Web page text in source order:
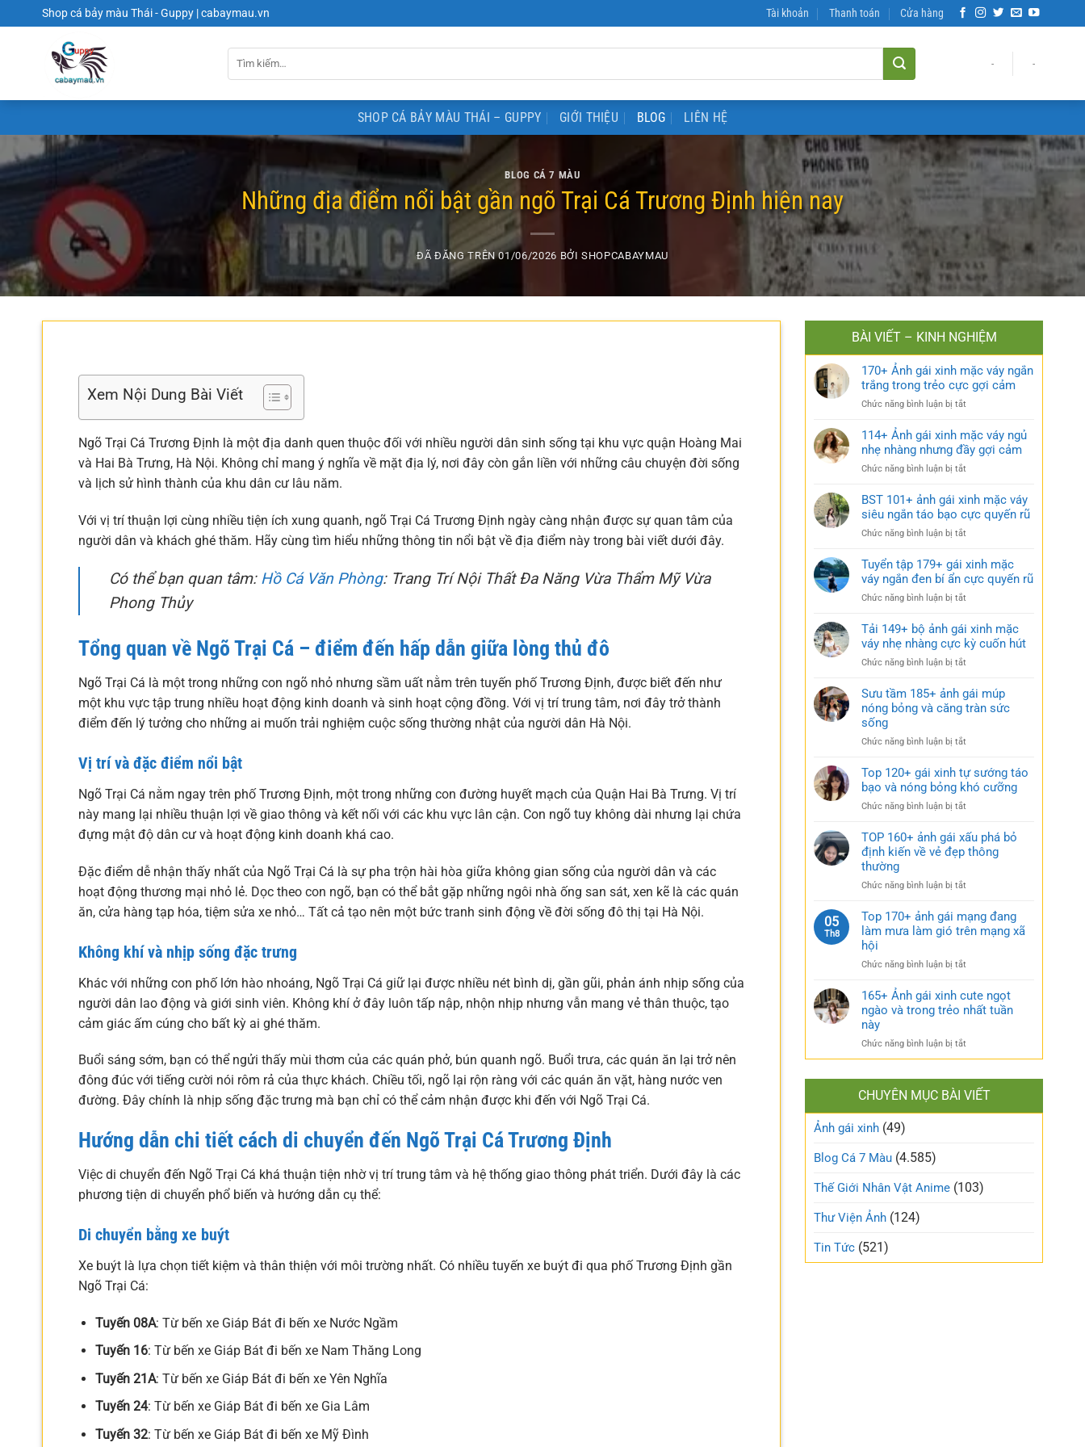
đến
Shop cá bảy màu Thái - Guppy | cabaymau.vn Tài khoản Thanh toán Cửa hàng
- -
SHOP CÁ BẢY MÀU THÁI – GUPPY GIỚI THIỆU BLOG LIÊN HỆ
BLOG CÁ 7 MÀU
Những địa điểm nổi bật gần ngõ Trại Cá Trương Định hiện nay
ĐÃ ĐĂNG TRÊN01/06/2026 BỞISHOPCABAYMAU
Xem Nội Dung Bài Viết
Ngõ Trại Cá Trương Định là một địa danh quen thuộc đối với nhiều người dân sinh sống tại khu vực quận Hoàng Mai
và Hai Bà Trưng, Hà Nội. Không chỉ mang ý nghĩa về mặt địa lý, nơi đây còn gắn liền với những câu chuyện đời sống
và lịch sử hình thành của khu dân cư lâu năm.
Với vị trí thuận lợi cùng nhiều tiện ích xung quanh, ngõ Trại Cá Trương Định ngày càng nhận được sự quan tâm của
người dân và khách ghé thăm. Hãy cùng tìm hiểu những thông tin nổi bật về địa điểm này trong bài viết dưới đây.
Có thể bạn quan tâm: Hồ Cá Văn Phòng: Trang Trí Nội Thất Đa Năng Vừa Thẩm Mỹ Vừa
Phong Thủy
Tổng quan về Ngõ Trại Cá – điểm đến hấp dẫn giữa lòng thủ đô
Ngõ Trại Cá là một trong những con ngõ nhỏ nhưng sầm uất nằm trên tuyến phố Trương Định, được biết đến như
một khu vực tập trung nhiều hoạt động kinh doanh và sinh hoạt cộng đồng. Với vị trí trung tâm, nơi đây trở thành
điểm đến lý tưởng cho những ai muốn trải nghiệm cuộc sống thường nhật của người dân Hà Nội.
Vị trí và đặc điểm nổi bật
Ngõ Trại Cá nằm ngay trên phố Trương Định, một trong những con đường huyết mạch của Quận Hai Bà Trưng. Vị trí
này mang lại nhiều thuận lợi về giao thông và kết nối với các khu vực lân cận. Con ngõ tuy không dài nhưng lại chứa
đựng mật độ dân cư và hoạt động kinh doanh khá cao.
Đặc điểm dễ nhận thấy nhất của Ngõ Trại Cá là sự pha trộn hài hòa giữa không gian sống của người dân và các
hoạt động thương mại nhỏ lẻ. Dọc theo con ngõ, bạn có thể bắt gặp những ngôi nhà ống san sát, xen kẽ là các quán
ăn, cửa hàng tạp hóa, tiệm sửa xe nhỏ… Tất cả tạo nên một bức tranh sinh động về đời sống đô thị tại Hà Nội.
Không khí và nhịp sống đặc trưng
Khác với những con phố lớn hào nhoáng, Ngõ Trại Cá giữ lại được nhiều nét bình dị, gần gũi, phản ánh nhịp sống của
người dân lao động và giới sinh viên. Không khí ở đây luôn tấp nập, nhộn nhịp nhưng vẫn mang vẻ thân thuộc, tạo
cảm giác ấm cúng cho bất kỳ ai ghé thăm.
Buổi sáng sớm, bạn có thể ngửi thấy mùi thơm của các quán phở, bún quanh ngõ. Buổi trưa, các quán ăn lại trở nên
đông đúc với tiếng cười nói rôm rả của thực khách. Chiều tối, ngõ lại rộn ràng với các quán ăn vặt, hàng nước ven
đường. Đây chính là nhịp sống đặc trưng mà bạn chỉ có thể cảm nhận được khi đến với Ngõ Trại Cá.
Hướng dẫn chi tiết cách di chuyển đến Ngõ Trại Cá Trương Định
Việc di chuyển đến Ngõ Trại Cá khá thuận tiện nhờ vị trí trung tâm và hệ thống giao thông phát triển. Dưới đây là các
phương tiện di chuyển phổ biến và hướng dẫn cụ thể:
Di chuyển bằng xe buýt
Xe buýt là lựa chọn tiết kiệm và thân thiện với môi trường nhất. Có nhiều tuyến xe buýt đi qua phố Trương Định gần
Ngõ Trại Cá:
Tuyến 08A: Từ bến xe Giáp Bát đi bến xe Nước Ngầm
Tuyến 16: Từ bến xe Giáp Bát đi bến xe Nam Thăng Long
Tuyến 21A: Từ bến xe Giáp Bát đi bến xe Yên Nghĩa
Tuyến 24: Từ bến xe Giáp Bát đi bến xe Gia Lâm
Tuyến 32: Từ bến xe Giáp Bát đi bến xe Mỹ Đình
BÀI VIẾT – KINH NGHIỆM
170+ Ảnh gái xinh mặc váy ngắn
trắng trong trẻo cực gợi cảm
Chức năng bình luận bị tắt
Ảnh
gái
xinh
mặc
ngắn
trắng
gợi
cảm
114+ Ảnh gái xinh mặc váy ngủ
nhẹ nhàng nhưng đầy gợi cảm
Chức năng bình luận bị tắt
Ảnh
gái
xinh
mặc
ngủ
nhẹ
gợi
cảm
BST 101+ ảnh gái xinh mặc váy
siêu ngắn táo bạo cực quyến rũ
Chức năng bình luận bị tắt
101+
ảnh
gái
xinh
váy
siêu
cực
quyến
Tuyển tập 179+ gái xinh mặc
váy ngắn đen bí ẩn cực quyến rũ
Chức năng bình luận bị tắt
tập
179+
gái
xinh
váy
ngắn
ẩn
quyến
rũ
Tải 149+ bộ ảnh gái xinh mặc
váy nhẹ nhàng cực kỳ cuốn hút
Chức năng bình luận bị tắt
149+
bộ
xinh
váy
nhẹ
cực
cuốn
hút
Sưu tầm 185+ ảnh gái múp
nóng bỏng và căng tràn sức
sống
Chức năng bình luận bị tắt
tầm
185+
gái
nóng
bỏng
tràn
sống
Top 120+ gái xinh tự sướng táo
bạo và nóng bỏng khó cưỡng
Chức năng bình luận bị tắt
120+
gái
sướng
bạo
và
khó
TOP 160+ ảnh gái xấu phá bỏ
định kiến về vẻ đẹp thông
thường
Chức năng bình luận bị tắt
160+
ảnh
phá
định
kiến
đẹp
thông
thường
05
Th8
Top 170+ ảnh gái mạng đang
làm mưa làm gió trên mạng xã
hội
Chức năng bình luận bị tắt
170+
ảnh
đang
làm
làm
gió
trên
165+ Ảnh gái xinh cute ngọt
ngào và trong trẻo nhất tuần
này
Chức năng bình luận bị tắt
165+
xinh
cute
trẻo
nhất
CHUYÊN MỤC BÀI VIẾT
Ảnh gái xinh (49)
Blog Cá 7 Màu (4.585)
Thế Giới Nhân Vật Anime (103)
Thư Viện Ảnh (124)
Tin Tức (521)